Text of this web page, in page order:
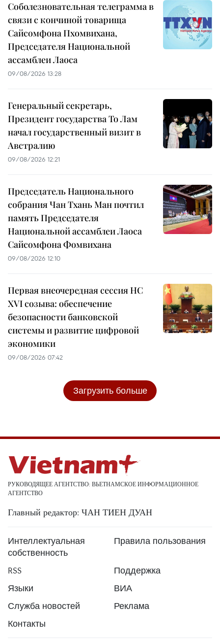
Соболезновательная телеграмма в
связи с кончиной товарища
Сайсомфона Пхомвихана,
Председателя Национальной
ассамблеи Лаоса
09/08/2026 13:28
Генеральный секретарь,
Президент государства То Лам
начал государственный визит в
Австралию
09/08/2026 12:21
Председатель Национального
собрания Чан Тхань Ман почтил
память Председателя
Национальной ассамблеи Лаоса
Сайсомфона Фомвихана
09/08/2026 12:10
Первая внеочередная сессия НС
XVI созыва: обеспечение
безопасности банковской
системы и развитие цифровой
экономики
09/08/2026 07:42
Загрузить больше
РУКОВОДЯЩЕЕ АГЕНТСТВО: ВЬЕТНАМСКОЕ ИНФОРМАЦИОННОЕ
АГЕНТСТВО
Главный редактор: ЧАН ТИЕН ДУАН
Интеллектуальная
собственность
Правила пользования
RSS
Поддержка
Языки
ВИА
Служба новостей
Реклама
Контакты